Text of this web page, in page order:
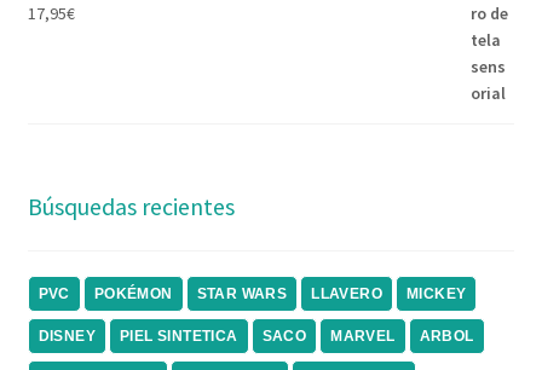
17,95€
Búsquedas recientes
PVC POKÉMON STAR WARS LLAVERO MICKEY
DISNEY PIEL SINTETICA SACO MARVEL ARBOL